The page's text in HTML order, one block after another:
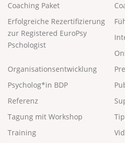
Coaching Paket
Erfolgreiche Rezertifizierung
zur Registered EuroPsy
Pschologist
Organisationsentwicklung
Psycholog*in BDP
Referenz
Tagung mit Workshop
Training